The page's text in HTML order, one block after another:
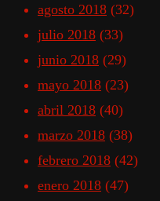
agosto 2018 (32)
julio 2018 (33)
junio 2018 (29)
mayo 2018 (23)
abril 2018 (40)
marzo 2018 (38)
febrero 2018 (42)
enero 2018 (47)